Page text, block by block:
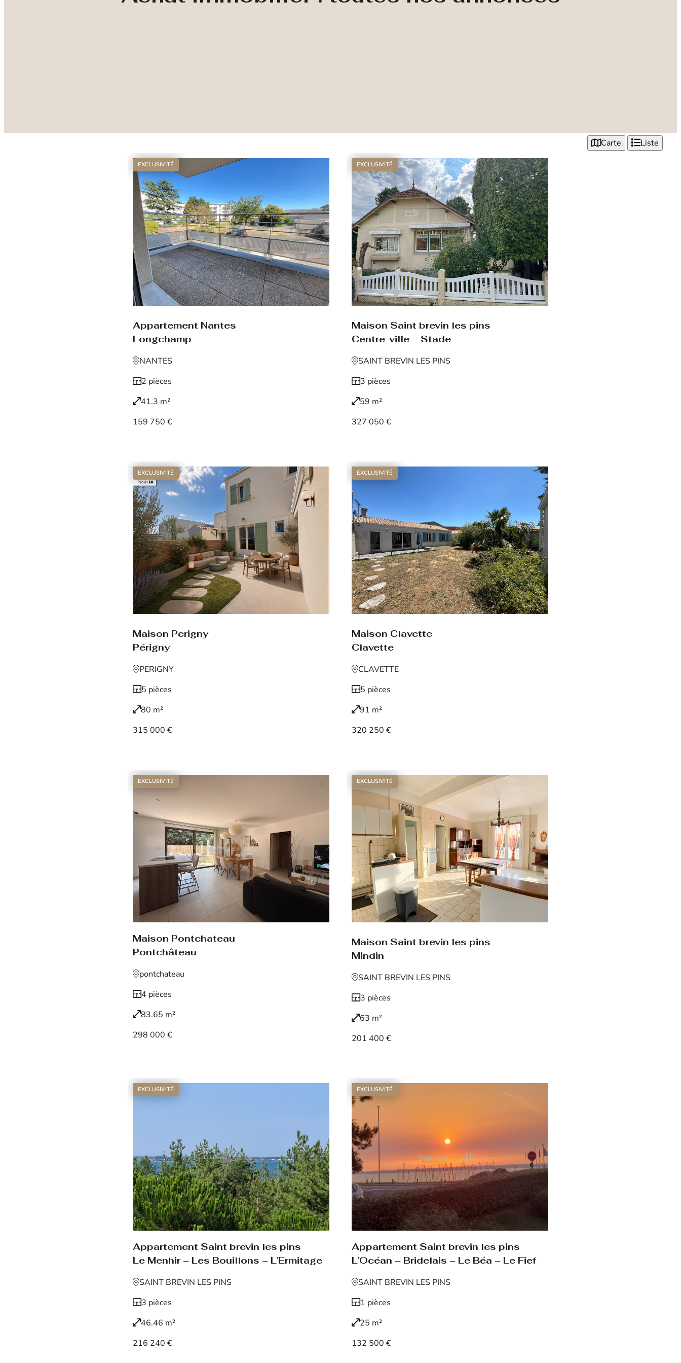
Carte Liste
EXCLUSIVITÉ
Appartement Nantes
Longchamp
NANTES
2 pièces
41.3 m²
159 750 €
EXCLUSIVITÉ
Maison Saint brevin les pins
Centre-ville – Stade
SAINT BREVIN LES PINS
3 pièces
59 m²
327 050 €
EXCLUSIVITÉ
Maison Perigny
Périgny
PERIGNY
5 pièces
80 m²
315 000 €
EXCLUSIVITÉ
Maison Clavette
Clavette
CLAVETTE
5 pièces
91 m²
320 250 €
EXCLUSIVITÉ
Maison Pontchateau
Pontchâteau
pontchateau
4 pièces
83.65 m²
298 000 €
EXCLUSIVITÉ
Maison Saint brevin les pins
Mindin
SAINT BREVIN LES PINS
3 pièces
63 m²
201 400 €
EXCLUSIVITÉ
Appartement Saint brevin les pins
Le Menhir – Les Bouillons – L’Ermitage
SAINT BREVIN LES PINS
3 pièces
46.46 m²
216 240 €
EXCLUSIVITÉ
Appartement Saint brevin les pins
L’Océan – Bridelais – Le Béa – Le Fief
SAINT BREVIN LES PINS
1 pièces
25 m²
132 500 €